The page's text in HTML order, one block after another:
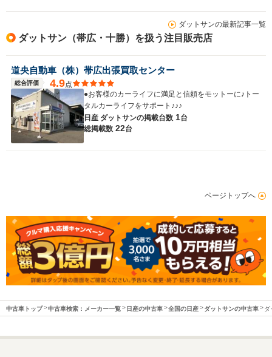
ダットサンの最新記事一覧
ダットサン（帯広・十勝）を扱う注目販売店
道央自動車（株）帯広出張買取センター
総合評価 4.9点
●お客様のカーライフに満足と信頼をモットーに♪トー
タルカーライフをサポート♪♪♪
日産 ダットサンの掲載台数 1台
総掲載数 22台
ページトップへ
中古車トップ 中古車検索：メーカー一覧 日産の中古車 全国の日産 ダットサンの中古車 ダ